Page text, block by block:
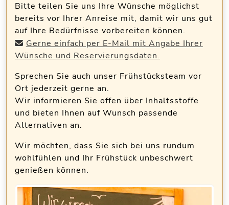
Bitte teilen Sie uns Ihre Wünsche möglichst
bereits vor Ihrer Anreise mit, damit wir uns gut
auf Ihre Bedürfnisse vorbereiten können.
Gerne einfach per E-Mail mit Angabe Ihrer
Wünsche und Reservierungsdaten.
Sprechen Sie auch unser Frühstücksteam vor
Ort jederzeit gerne an.
Wir informieren Sie offen über Inhaltsstoffe
und bieten Ihnen auf Wunsch passende
Alternativen an.
Wir möchten, dass Sie sich bei uns rundum
wohlfühlen und Ihr Frühstück unbeschwert
genießen können.